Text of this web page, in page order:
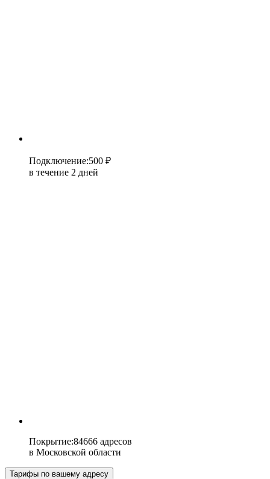
Подключение:500 ₽
в течение 2 дней
Покрытие:84666 адресов
в Московской области
Тарифы по вашему адресу